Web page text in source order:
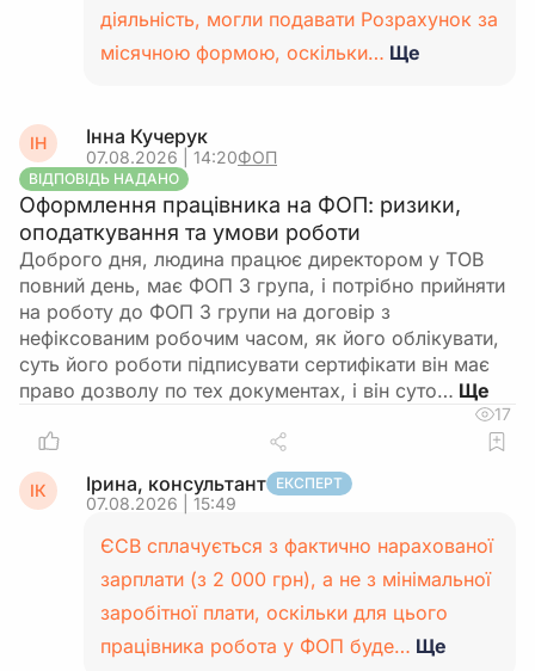
діяльність, могли подавати Розрахунок за
місячною формою, оскільки… Ще
ІН Інна Кучерук
07.08.2026 | 14:20ФОП
ВІДПОВІДЬ НАДАНО
Оформлення працівника на ФОП: ризики,
оподаткування та умови роботи
Доброго дня, людина працює директором у ТОВ
повний день, має ФОП 3 група, і потрібно прийняти
на роботу до ФОП 3 групи на договір з
нефіксованим робочим часом, як його облікувати,
суть його роботи підписувати сертифікати він має
право дозволу по тех документах, і він суто…
17
ІК Ірина, консультант ЕКСПЕРТ
07.08.2026 | 15:49
ЄСВ сплачується з фактично нарахованої
зарплати (з 2 000 грн), а не з мінімальної
заробітної плати, оскільки для цього
працівника робота у ФОП буде… Ще